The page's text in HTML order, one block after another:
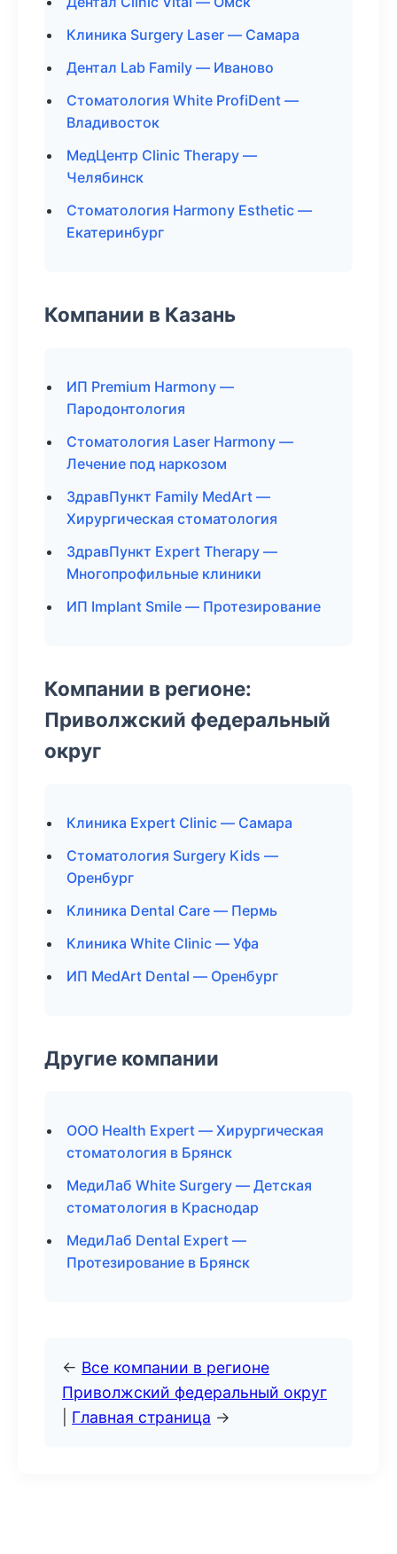
Клиника Surgery Laser — Самара
Дентал Lab Family — Иваново
Стоматология White ProfiDent —
Владивосток
МедЦентр Clinic Therapy —
Челябинск
Стоматология Harmony Esthetic —
Екатеринбург
Компании в Казань
ИП Premium Harmony —
Пародонтология
Стоматология Laser Harmony —
Лечение под наркозом
ЗдравПункт Family MedArt —
Хирургическая стоматология
ЗдравПункт Expert Therapy —
Многопрофильные клиники
ИП Implant Smile — Протезирование
Компании в регионе:
Приволжский федеральный
округ
Клиника Expert Clinic — Самара
Стоматология Surgery Kids —
Оренбург
Клиника Dental Care — Пермь
Клиника White Clinic — Уфа
ИП MedArt Dental — Оренбург
Другие компании
ООО Health Expert — Хирургическая
стоматология в Брянск
МедиЛаб White Surgery — Детская
стоматология в Краснодар
МедиЛаб Dental Expert —
Протезирование в Брянск
← Все компании в регионе
Приволжский федеральный округ
Главная страница →